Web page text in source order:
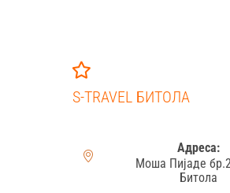
S-TRAVEL БИТОЛА
Адреса:
Моша Пијаде
Битола